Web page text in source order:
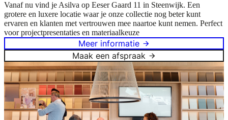
Vanaf nu vind je Asilva op Eeser Gaard 11 in Steenwijk. Een
grotere en luxere locatie waar je onze collectie nog beter kunt
ervaren en klanten met vertrouwen mee naartoe kunt nemen. Perfect
voor projectpresentaties en materiaalkeuze
Meer informatie
Maak een afspraak